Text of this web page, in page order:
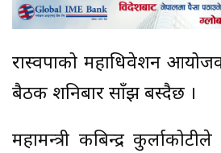
रास्वपाको महाधिवेशन
बैठक शनिबार साँझ बस्दैछ ।
महामन्त्री कबिन्द्र